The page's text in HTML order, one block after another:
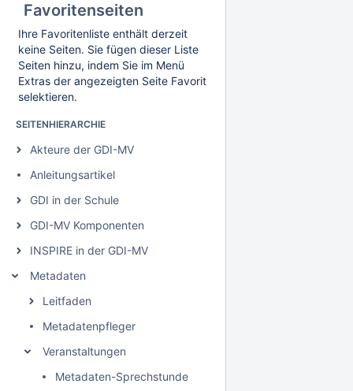
Favoritenseiten
Ihre Favoritenliste enthält derzeit
keine Seiten. Sie fügen dieser Liste
Seiten hinzu, indem Sie im Menü
Extras der angezeigten Seite Favorit
selektieren.
SEITENHIERARCHIE
Akteure der GDI-MV
Anleitungsartikel
GDI in der Schule
GDI-MV Komponenten
INSPIRE in der GDI-MV
Metadaten
Leitfaden
Metadatenpfleger
Veranstaltungen
Metadaten-Sprechstunde